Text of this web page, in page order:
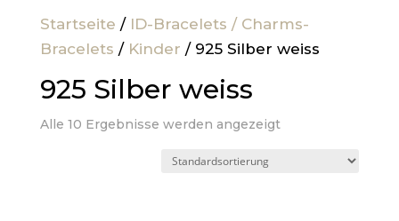
Startseite / ID-Bracelets / Charms-
Bracelets / Kinder / 925 Silber weiss
925 Silber weiss
Alle 10 Ergebnisse werden angezeigt